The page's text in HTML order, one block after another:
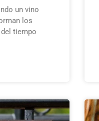
un vino
los
tiempo